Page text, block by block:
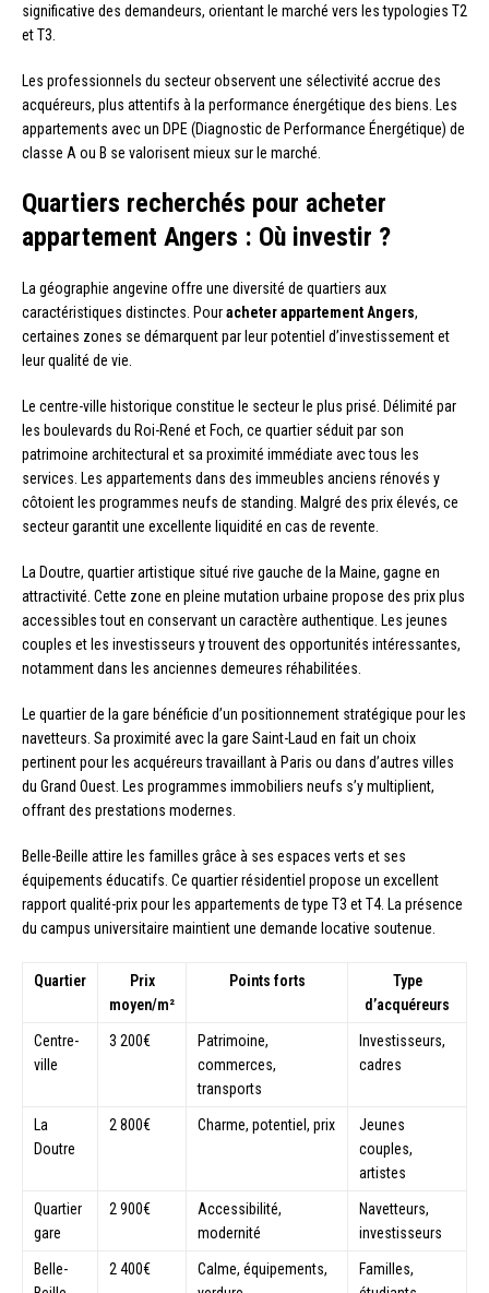
significative des demandeurs, orientant le marché vers les typologies T2
et T3.
Les professionnels du secteur observent une sélectivité accrue des
acquéreurs, plus attentifs à la performance énergétique des biens. Les
appartements avec un DPE (Diagnostic de Performance Énergétique) de
classe A ou B se valorisent mieux sur le marché.
Quartiers recherchés pour acheter
appartement Angers : Où investir ?
La géographie angevine offre une diversité de quartiers aux
caractéristiques distinctes. Pouracheter appartement Angers,
certaines zones se démarquent par leur potentiel d’investissement et
leur qualité de vie.
Le centre-ville historique constitue le secteur le plus prisé. Délimité par
les boulevards du Roi-René et Foch, ce quartier séduit par son
patrimoine architectural et sa proximité immédiate avec tous les
services. Les appartements dans des immeubles anciens rénovés y
côtoient les programmes neufs de standing. Malgré des prix élevés, ce
secteur garantit une excellente liquidité en cas de revente.
La Doutre, quartier artistique situé rive gauche de la Maine, gagne en
attractivité. Cette zone en pleine mutation urbaine propose des prix plus
accessibles tout en conservant un caractère authentique. Les jeunes
couples et les investisseurs y trouvent des opportunités intéressantes,
notamment dans les anciennes demeures réhabilitées.
Le quartier de la gare bénéficie d’un positionnement stratégique pour les
navetteurs. Sa proximité avec la gare Saint-Laud en fait un choix
pertinent pour les acquéreurs travaillant à Paris ou dans d’autres villes
du Grand Ouest. Les programmes immobiliers neufs s’y multiplient,
offrant des prestations modernes.
Belle-Beille attire les familles grâce à ses espaces verts et ses
équipements éducatifs. Ce quartier résidentiel propose un excellent
rapport qualité-prix pour les appartements de type T3 et T4. La présence
du campus universitaire maintient une demande locative soutenue.
Quartier
Prix
moyen/m²
Points forts
Type
d’acquéreurs
Centre-
ville
3 200€
Patrimoine,
commerces,
transports
Investisseurs,
cadres
La
Doutre
2 800€ Charme, potentiel, prix
Jeunes
couples,
artistes
Quartier
gare
2 900€
Accessibilité,
modernité
Navetteurs,
investisseurs
Belle-
2 400€
Calme, équipements,
Familles,